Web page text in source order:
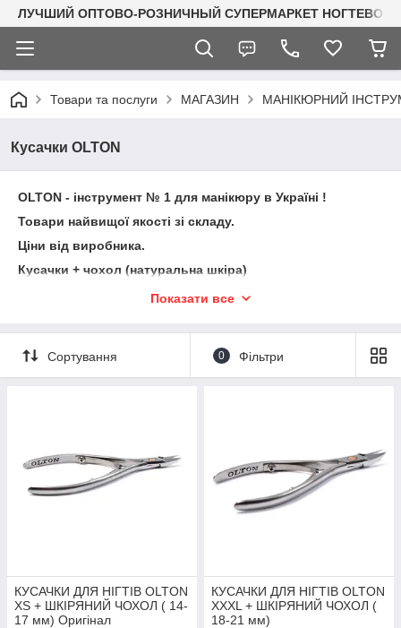
ЛУЧШИЙ ОПТОВО-РОЗНИЧНЫЙ СУПЕРМАРКЕТ
Товари та послуги МАГАЗИН МАНІКЮРНИЙ
Кусачки OLTON
OLTON - інструмент № 1 для манікюру в Україні !
Товари найвищої якості зі складу.
Ціни від виробника.
Кусачки + чохол (натуральна шкіра)
Нігтьові кусачки OLTON мають
Кріплення – шарнірне, що забезпечує м'яке і плавне рух
інструменту.
Довжина робочої поверхні леза – 14-17 мм
Підходять як для манікюру. Так і для педикюру.
Показати все
Сортування 0 Фільтри
КУСАЧКИ ДЛЯ НІГТІВ OLTON
XS + ШКІРЯНИЙ ЧОХОЛ ( 14-
17 мм) Оригінал
КУСАЧКИ ДЛЯ НІГТІВ OLTON
XXXL + ШКІРЯНИЙ ЧОХОЛ (
18-21 мм)